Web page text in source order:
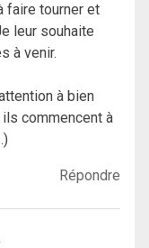
faire tourner et
leur souhaite
à venir.
à bien
commencent à
Répondre